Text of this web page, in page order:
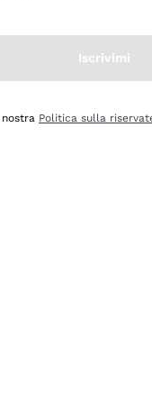
Iscrivimi
Politica sulla